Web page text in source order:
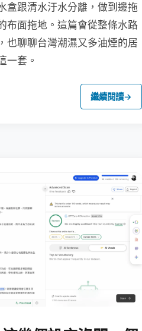
盒跟清水汙水分離，做到邊拖
布面拖地。這篇會從整條水路
也聊聊台灣潮濕又多油煙的居
一套。
繼續閱讀→